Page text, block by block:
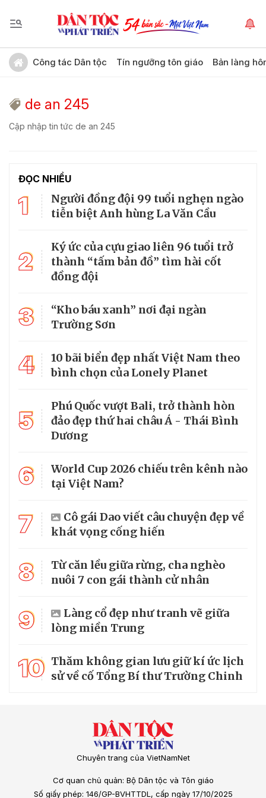
Công tác Dân tộc Tín ngưỡng tôn giáo Bản làng
de an 245
Cập nhập tin tức de an 245
ĐỌC NHIỀU
1
Người đồng đội 99 tuổi nghẹn ngào
tiễn biệt Anh hùng La Văn Cầu
2
Ký ức của cựu giao liên 96 tuổi trở
thành “tấm bản đồ” tìm hài cốt
đồng đội
3
“Kho báu xanh” nơi đại ngàn
Trường Sơn
4
10 bãi biển đẹp nhất Việt Nam theo
bình chọn của Lonely Planet
5
Phú Quốc vượt Bali, trở thành hòn
đảo đẹp thứ hai châu Á - Thái Bình
Dương
6
World Cup 2026 chiếu trên kênh nào
tại Việt Nam?
7
Cô gái Dao viết câu chuyện đẹp về
khát vọng cống hiến
8
Từ căn lều giữa rừng, cha nghèo
nuôi 7 con gái thành cử nhân
9
Làng cổ đẹp như tranh vẽ giữa
lòng miền Trung
10 Thăm không gian lưu giữ kí ức lịch
sử về cố Tổng Bí thư Trường Chinh
Chuyên trang của VietNamNet
Cơ quan chủ quản: Bộ Dân tộc và Tôn giáo
Số giấy phép: 146/GP-BVHTTDL, cấp ngày 17/10/2025